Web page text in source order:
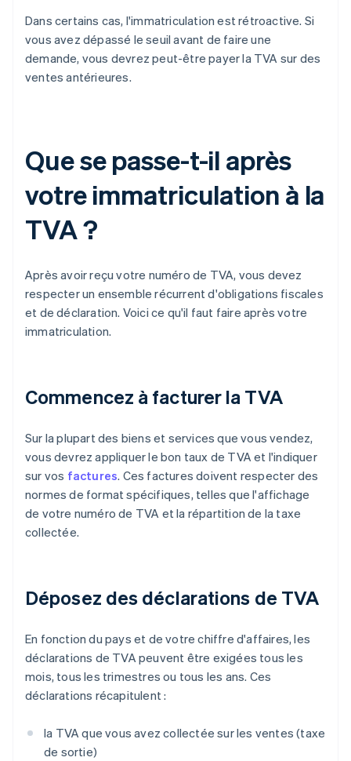
Dans certains cas, l'immatriculation est rétroactive. Si
vous avez dépassé le seuil avant de faire une
demande, vous devrez peut-être payer la TVA sur des
ventes antérieures.
Que se passe-t-il après
votre immatriculation à la
TVA ?
Après avoir reçu votre numéro de TVA, vous devez
respecter un ensemble récurrent d'obligations fiscales
et de déclaration. Voici ce qu'il faut faire après votre
immatriculation.
Commencez à facturer la TVA
Sur la plupart des biens et services que vous vendez,
vous devrez appliquer le bon taux de TVA et l'indiquer
sur vos factures. Ces factures doivent respecter des
normes de format spécifiques, telles que l'affichage
de votre numéro de TVA et la répartition de la taxe
collectée.
Déposez des déclarations de TVA
En fonction du pays et de votre chiffre d'affaires, les
déclarations de TVA peuvent être exigées tous les
mois, tous les trimestres ou tous les ans. Ces
déclarations récapitulent :
la TVA que vous avez collectée sur les ventes (taxe
de sortie)